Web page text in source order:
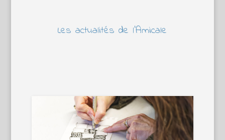
Les actualités de l’Amicale